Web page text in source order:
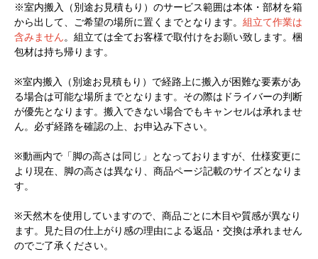
※室内搬入（別途お見積もり）のサービス範囲は本体・部材を箱
から出して、ご希望の場所に置くまでとなります。 組立て作業は
含みません。組立ては全てお客様で取付けをお願い致します。梱
包材は持ち帰ります。
※室内搬入（別途お見積もり）で経路上に搬入が困難な要素があ
る場合は可能な場所までとなります。その際はドライバーの判断
が優先となります。搬入できない場合でもキャンセルは承れませ
ん。必ず経路を確認の上、お申込み下さい。
※動画内で「脚の高さは同じ」となっておりますが、仕様変更に
より現在、脚の高さは異なり、商品ページ記載のサイズとなりま
す。
※天然木を使用していますので、商品ごとに木目や質感が異なり
ます。見た目の仕上がり感の理由による返品・交換は承れません
のでご了承ください。